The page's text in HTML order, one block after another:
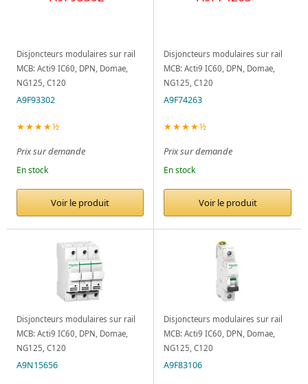
Disjoncteurs modulaires sur rail
MCB: Acti9 IC60, DPN, Domae,
NG125, C120
A9F93302
★★★★½
Prix sur demande
En stock
Voir le produit
Disjoncteurs modulaires sur rail
MCB: Acti9 IC60, DPN, Domae,
NG125, C120
A9F74263
★★★★½
Prix sur demande
En stock
Voir le produit
Disjoncteurs modulaires sur rail
MCB: Acti9 IC60, DPN, Domae,
NG125, C120
A9N15656
Disjoncteurs modulaires sur rail
MCB: Acti9 IC60, DPN, Domae,
NG125, C120
A9F83106